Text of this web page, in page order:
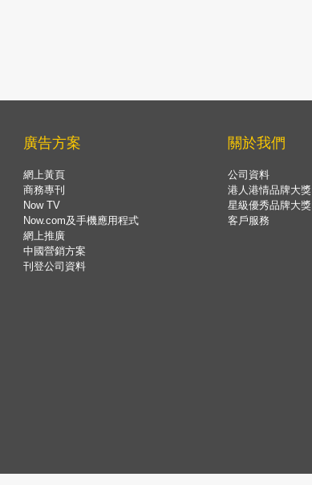
廣告方案
網上黃頁
商務專刊
Now TV
Now.com及手機應用程式
網上推廣
中國營銷方案
刊登公司資料
關於我們
公司資料
港人港情品牌大獎
星級優秀品牌大獎
客戶服務